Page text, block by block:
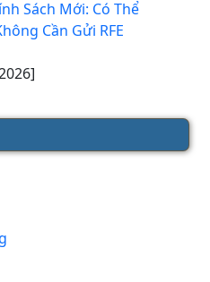
Sách Mới: Có Thể
Cần Gửi RFE